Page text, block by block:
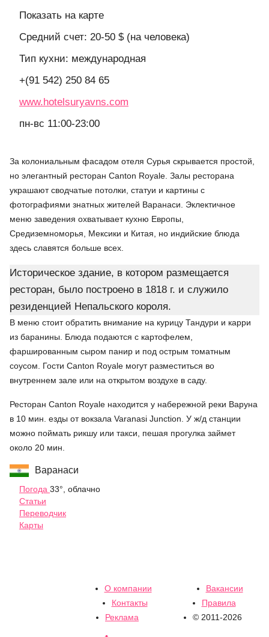
Показать на карте
Средний счет: 20-50 $ (на человека)
Тип кухни: международная
+(91 542) 250 84 65
www.hotelsuryavns.com
пн-вс 11:00-23:00
За колониальным фасадом отеля Сурья скрывается простой,
но элегантный ресторан Canton Royale. Залы ресторана
украшают сводчатые потолки, статуи и картины с
фотографиями знатных жителей Варанаси. Эклектичное
меню заведения охватывает кухню Европы,
Средиземноморья, Мексики и Китая, но индийские блюда
здесь славятся больше всех.
Историческое здание, в котором размещается
ресторан, было построено в 1818 г. и служило
резиденцией Непальского короля.
В меню стоит обратить внимание на курицу Тандури и карри
из баранины. Блюда подаются с картофелем,
фаршированным сыром панир и под острым томатным
соусом. Гости Canton Royale могут разместиться во
внутреннем зале или на открытом воздухе в саду.
Ресторан Canton Royale находится у набережной реки Варуна
в 10 мин. езды от вокзала Varanasi Junction. У ж/д станции
можно поймать рикшу или такси, пешая прогулка займет
около 20 мин.
Варанаси
Погода 33°, облачно
Статьи
Переводчик
Карты
О компании
Вакансии
Контакты
Правила
Реклама
© 2011-2026